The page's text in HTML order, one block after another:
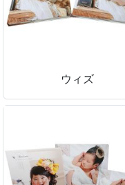
ウィズ